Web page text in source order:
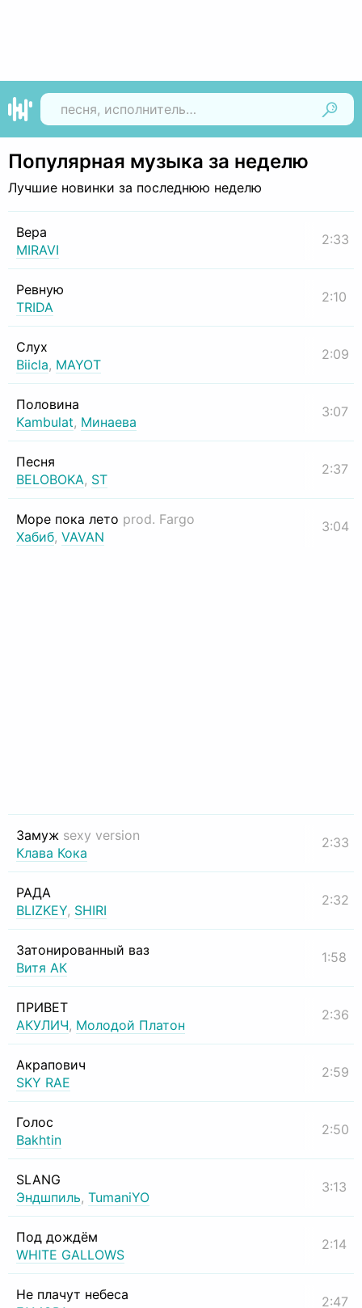
Популярная музыка за неделю
Лучшие новинки за последнюю неделю
Вера
MIRAVI
2:33
Ревную
TRIDA
2:10
Слух
Biicla, MAYOT
2:09
Половина
Kambulat, Минаева
3:07
Песня
BELOBOKA, ST
2:37
Море пока лето prod. Fargo
Хабиб, VAVAN
3:04
Замуж sexy version
Клава Кока
2:33
РАДА
BLIZKEY, SHIRI
2:32
Затонированный ваз
Витя АК
1:58
ПРИВЕТ
АКУЛИЧ, Молодой Платон
2:36
Акрапович
SKY RAE
2:59
Голос
Bakhtin
2:50
SLANG
Эндшпиль, TumaniYO
3:13
Под дождём
WHITE GALLOWS
2:14
Не плачут небеса
2:47